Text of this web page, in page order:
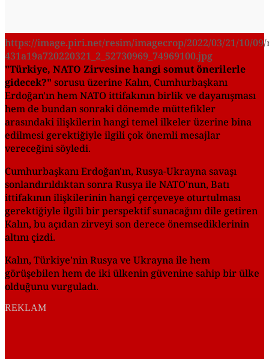
https://image.piri.net/resim/imagecrop/2022/03/21/10/09/
431a19a720220321_2_52730969_74969100.jpg
"Türkiye, NATO Zirvesine hangi somut önerilerle
gidecek?" sorusu üzerine Kalın, Cumhurbaşkanı
Erdoğan'ın hem NATO ittifakının birlik ve dayanışması
hem de bundan sonraki dönemde müttefikler
arasındaki ilişkilerin hangi temel ilkeler üzerine bina
edilmesi gerektiğiyle ilgili çok önemli mesajlar
vereceğini söyledi.
Cumhurbaşkanı Erdoğan'ın, Rusya-Ukrayna savaşı
sonlandırıldıktan sonra Rusya ile NATO'nun, Batı
ittifakının ilişkilerinin hangi çerçeveye oturtulması
gerektiğiyle ilgili bir perspektif sunacağını dile getiren
Kalın, bu açıdan zirveyi son derece önemsediklerinin
altını çizdi.
Kalın, Türkiye'nin Rusya ve Ukrayna ile hem
görüşebilen hem de iki ülkenin güvenine sahip bir ülke
olduğunu vurguladı.
REKLAM